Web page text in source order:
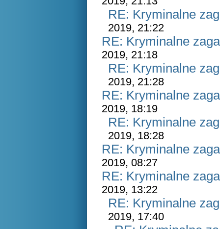
RE: Kryminalne
2019, 21:22
RE: Kryminalne
2019, 21:18
RE: Kryminalne
2019, 21:28
RE: Kryminalne
2019, 18:19
RE: Kryminalne
2019, 18:28
RE: Kryminalne
2019, 08:27
RE: Kryminalne
2019, 13:22
RE: Kryminalne
2019, 17:40